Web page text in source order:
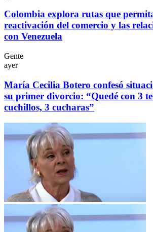
Colombia explora rutas que
reactivación del comercio y las
con Venezuela
Gente
ayer
María Cecilia Botero confesó
su primer divorcio: “Quedé con 3
cuchillos, 3 cucharas”